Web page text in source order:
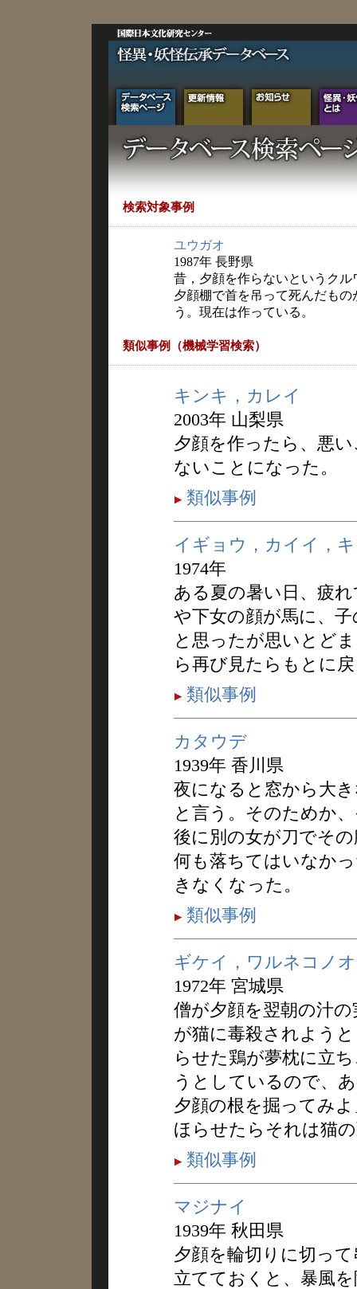
検索対象事例
ユウガオ
1987年 長野県
昔，夕顔を作らないというク
夕顔棚で首を吊って死んだも
う。現在は作っている。
類似事例（機械学習検索）
キンキ，カレイ
2003年 山梨県
夕顔を作ったら、悪
ないことになった。
類似事例
イギョウ，カイイ，
1974年
ある夏の暑い日、疲
や下女の顔が馬に、
と思ったが思いとど
ら再び見たらもとに
類似事例
カタウデ
1939年 香川県
夜になると窓から大
と言う。そのためか
後に別の女が刀でそ
何も落ちてはいなか
きなくなった。
類似事例
ギケイ，ワルネコノ
1972年 宮城県
僧が夕顔を翌朝の汁
が猫に毒殺されよう
らせた鶏が夢枕に立
うとしているので、
夕顔の根を掘ってみ
ほらせたらそれは猫
類似事例
マジナイ
1939年 秋田県
夕顔を輪切りに切っ
立てておくと、暴風